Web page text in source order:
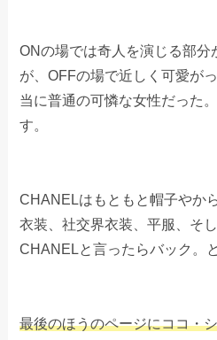
ONの場では奇人を演じる部分
が、OFFの場で近しく可愛が
当に普通の可憐な女性だった
す。
CHANELはもともと帽子やか
衣装、社交界衣装、平服、そ
CHANELと言ったらバック。
最後のほうのページにココ・